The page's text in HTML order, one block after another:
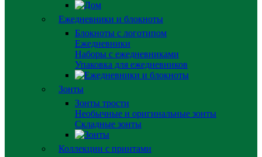
Ежедневники и блокноты
Блокноты с логотипом
Ежедневники
Наборы с ежедневниками
Упаковка для ежедневников
Зонты
Зонты трости
Необычные и оригинальные зонты
Складные зонты
Коллекции с принтами